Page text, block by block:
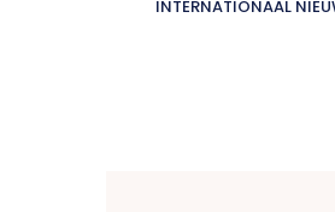
INTERNATIONAAL